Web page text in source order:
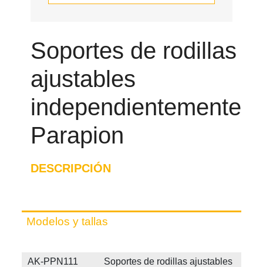
Soportes de rodillas
ajustables
independientemente
Parapion
DESCRIPCIÓN
Modelos y tallas
AK-PPN111 Soportes de rodillas ajustables